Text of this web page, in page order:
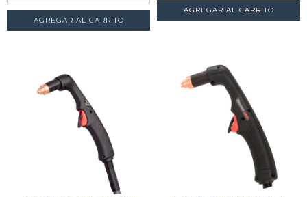
AGREGAR AL CARRITO
AGREGAR AL CARRITO